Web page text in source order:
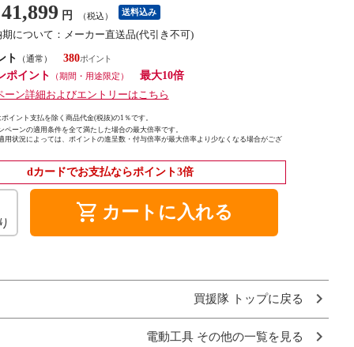
41,899 円 （税込） 送料込み
期について：メーカー直送品(代引き不可)
ト
（通常）
380
ポイント
（期間・用途限定）
最大10倍
ーン詳細およびエントリーはこちら
イント支払を除く商品代金(税抜)の1％です。
ペーンの適用条件を全て満たした場合の最大倍率です。
用状況によっては、ポイントの進呈数・付与倍率が最大倍率より少なくなる場合がござ
dカードでお支払ならポイント3倍
shopping_cart カートに入れる
買援隊 トップに戻る
電動工具 その他の一覧を見る